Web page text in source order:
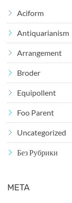
Aciform
Antiquarianism
Arrangement
Broder
Equipollent
Foo Parent
Uncategorized
Без Рубрики
META